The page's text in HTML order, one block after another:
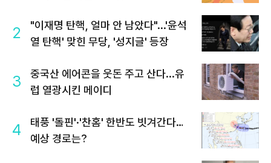
2
"이재명 탄핵, 얼마 안 남았다"...'윤석
열 탄핵' 맞힌 무당, '성지글' 등장
3
중국산 에어콘을 웃돈 주고 산다...유
럽 열광시킨 메이디
4
태풍 '돌핀'·'찬홈' 한반도 빗겨간다…
예상 경로는?